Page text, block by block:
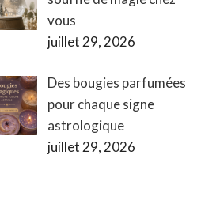
vous
juillet 29, 2026
Des bougies parfumées
pour chaque signe
astrologique
juillet 29, 2026